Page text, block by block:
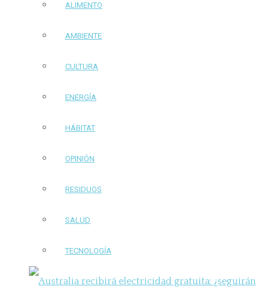
ALIMENTO
AMBIENTE
CULTURA
ENERGÍA
HÁBITAT
OPINIÓN
RESIDUOS
SALUD
TECNOLOGÍA